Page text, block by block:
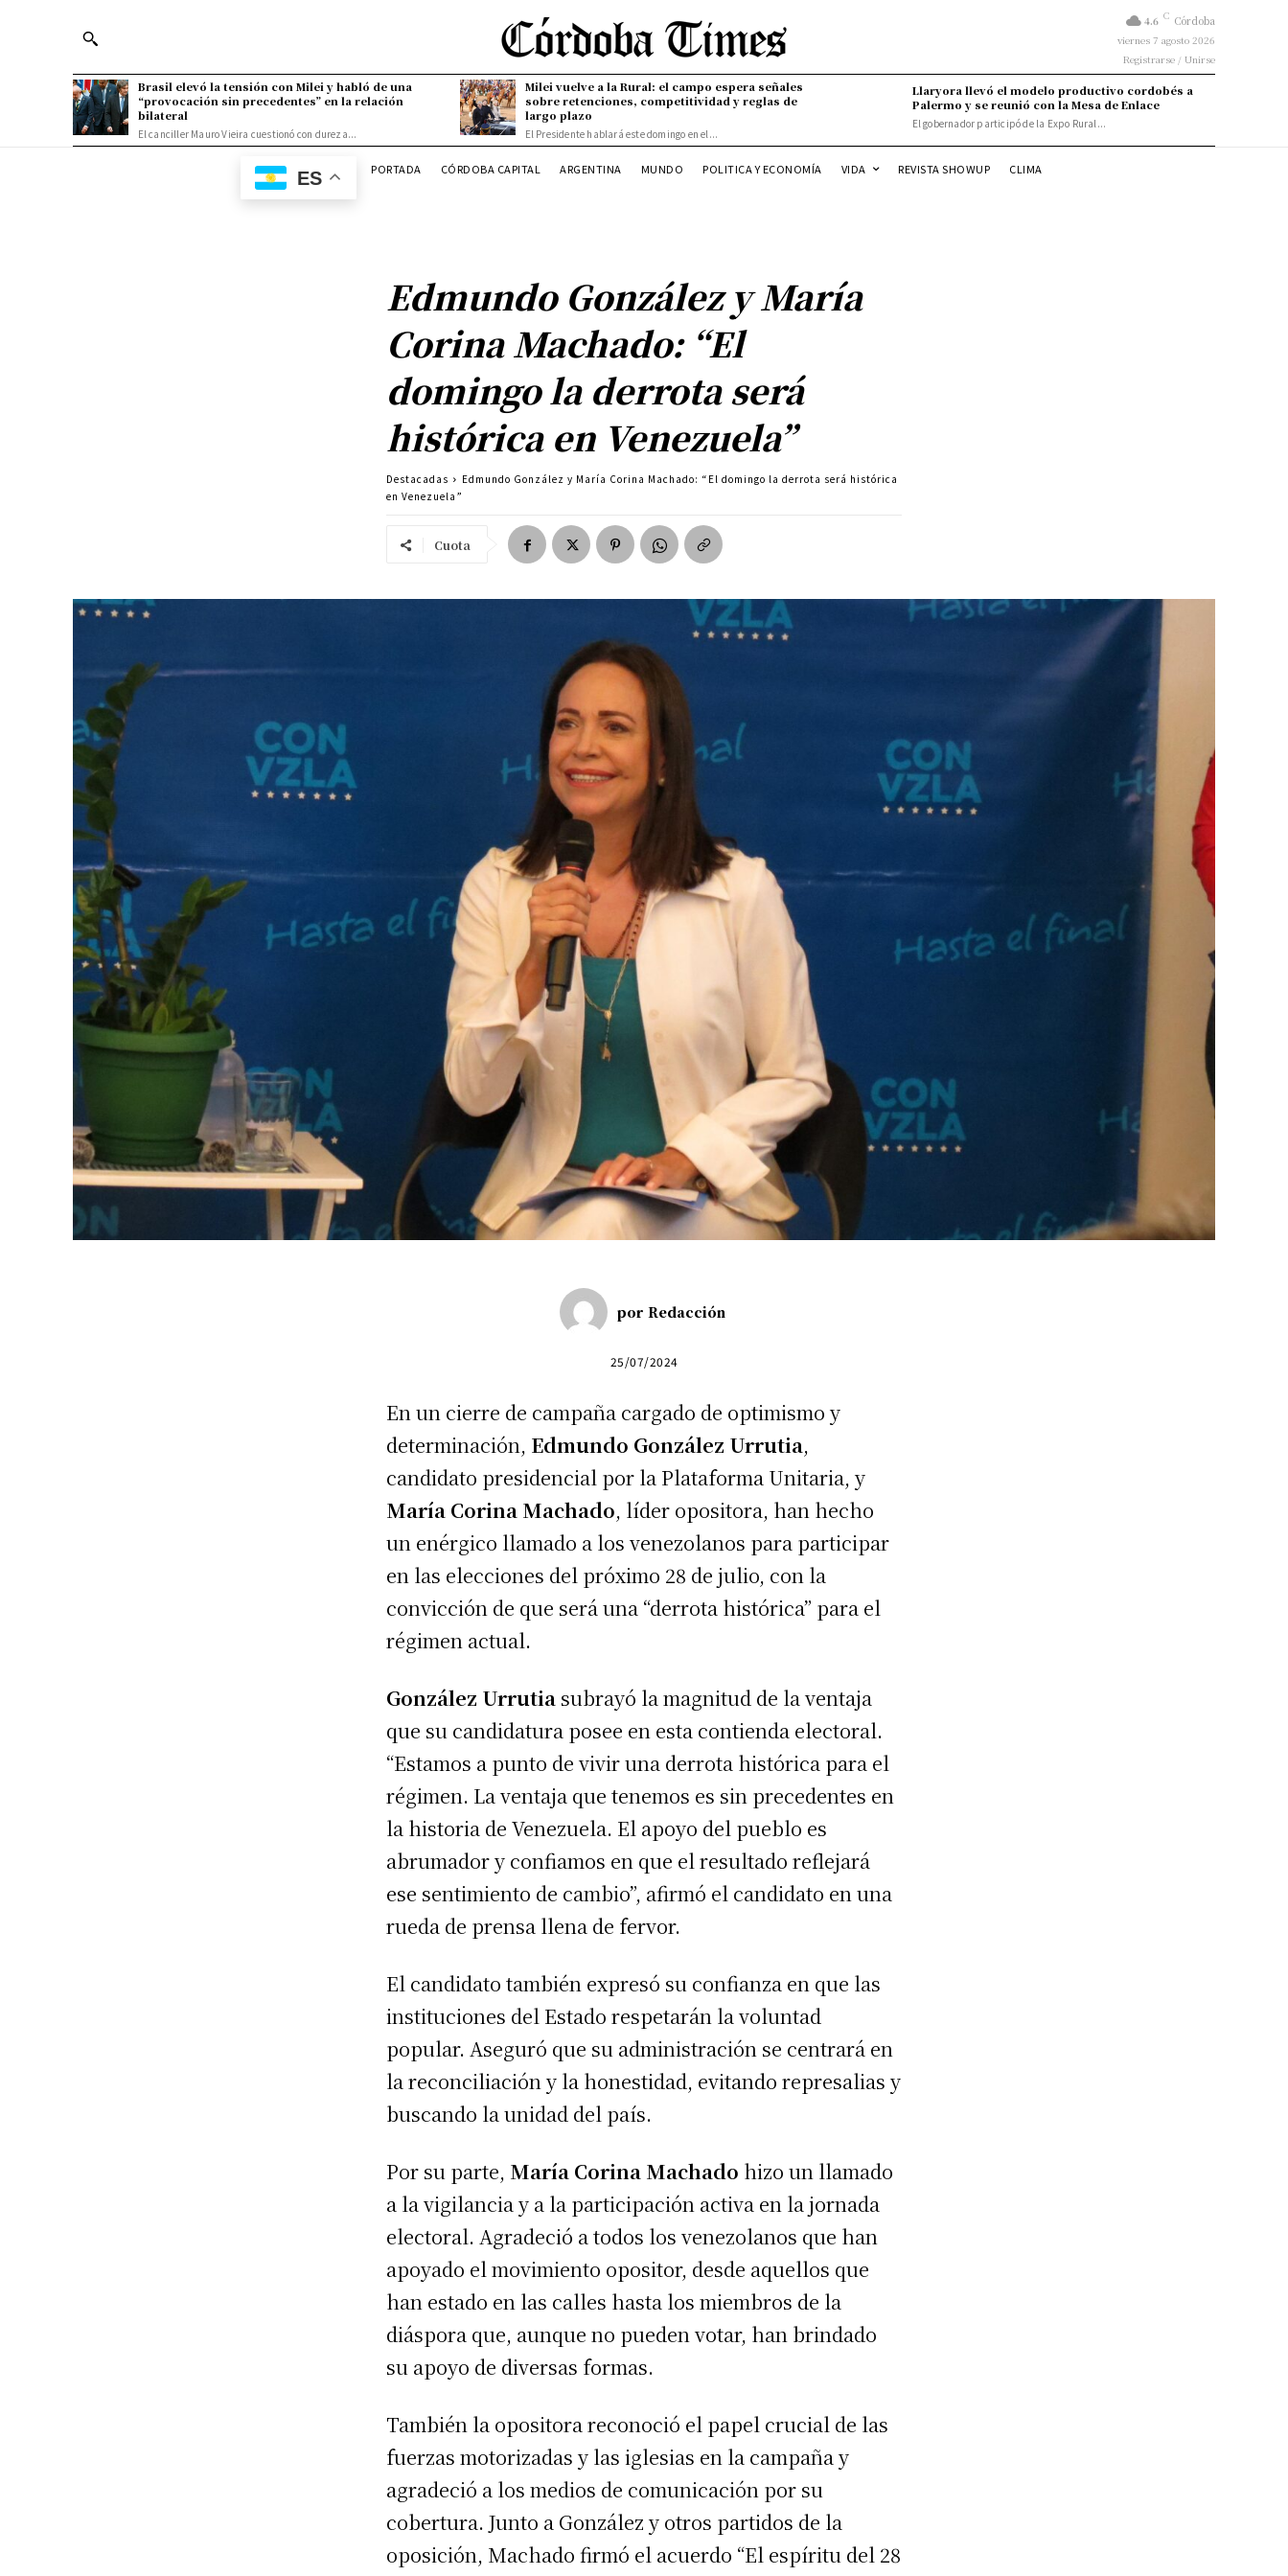
4.6 C Córdoba
viernes 7 agosto 2026
Registrarse / Unirse
Brasil elevó la tensión con Milei y habló de una
“provocación sin precedentes” en la relación
bilateral
El canciller Mauro Vieira cuestionó con dureza...
Milei vuelve a la Rural: el campo espera señales
sobre retenciones, competitividad y reglas de
largo plazo
El Presidente hablará este domingo en el...
Llaryora llevó el modelo productivo cordobés a
Palermo y se reunió con la Mesa de Enlace
El gobernador participó de la Expo Rural...
ES PORTADA CÓRDOBA CAPITAL ARGENTINA MUNDO POLITICA Y ECONOMÍA VIDA REVISTA SHOWUP CLIMA
Edmundo González y María
Corina Machado: “El
domingo la derrota será
histórica en Venezuela”
Destacadas
Edmundo González y María Corina Machado: “El domingo la derrota será histórica
en Venezuela”
Cuota
por Redacción
25/07/2024
En un cierre de campaña cargado de optimismo y
determinación, Edmundo González Urrutia,
candidato presidencial por la Plataforma Unitaria, y
María Corina Machado, líder opositora, han hecho
un enérgico llamado a los venezolanos para participar
en las elecciones del próximo 28 de julio, con la
convicción de que será una “derrota histórica” para el
régimen actual.
González Urrutia subrayó la magnitud de la ventaja
que su candidatura posee en esta contienda electoral.
“Estamos a punto de vivir una derrota histórica para el
régimen. La ventaja que tenemos es sin precedentes en
la historia de Venezuela. El apoyo del pueblo es
abrumador y confiamos en que el resultado reflejará
ese sentimiento de cambio”, afirmó el candidato en una
rueda de prensa llena de fervor.
El candidato también expresó su confianza en que las
instituciones del Estado respetarán la voluntad
popular. Aseguró que su administración se centrará en
la reconciliación y la honestidad, evitando represalias y
buscando la unidad del país.
Por su parte, María Corina Machado hizo un llamado
a la vigilancia y a la participación activa en la jornada
electoral. Agradeció a todos los venezolanos que han
apoyado el movimiento opositor, desde aquellos que
han estado en las calles hasta los miembros de la
diáspora que, aunque no pueden votar, han brindado
su apoyo de diversas formas.
También la opositora reconoció el papel crucial de las
fuerzas motorizadas y las iglesias en la campaña y
agradeció a los medios de comunicación por su
cobertura. Junto a González y otros partidos de la
oposición, Machado firmó el acuerdo “El espíritu del 28